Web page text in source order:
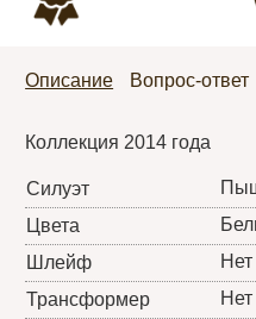
Описание Вопрос-ответ
Коллекция 2014 года
Силуэт
Цвета
Шлейф
Нет
Трансформер
Нет